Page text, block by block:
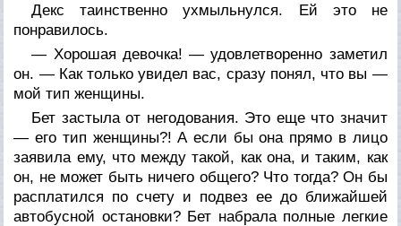
Декс таинственно ухмыльнулся. Ей это не
понравилось.
— Хорошая девочка! — удовлетворенно заметил
он. — Как только увидел вас, сразу понял, что вы —
мой тип женщины.
Бет застыла от негодования. Это еще что значит
— его тип женщины?! А если бы она прямо в лицо
заявила ему, что между такой, как она, и таким, как
он, не может быть ничего общего? Что тогда? Он бы
расплатился по счету и подвез ее до ближайшей
автобусной остановки? Бет набрала полные легкие